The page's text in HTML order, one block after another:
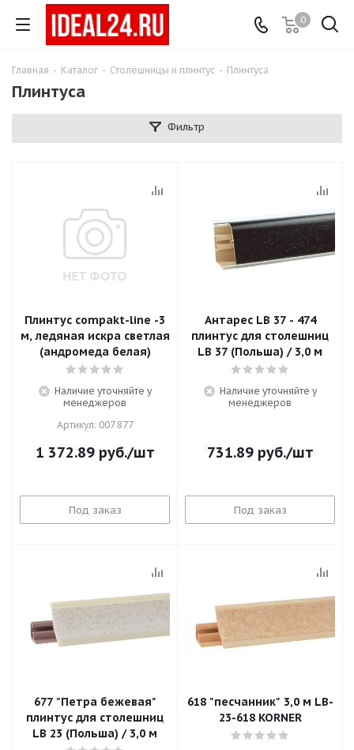
0
Главная - Каталог - Столешницы и плинтус - Плинтуса
Плинтуса
Фильтр
Плинтус compakt-line -3
м, ледяная искра светлая
(андромеда белая)
Наличие уточняйте у
менеджеров
Артикул: 007 877
1 372.89руб./шт
Под заказ
Антарес LB 37 - 474
плинтус для столешниц
LB 37 (Польша) / 3,0 м
Наличие уточняйте у
менеджеров
731.89руб./шт
Под заказ
677 "Петра бежевая"
плинтус для столешниц
LB 23 (Польша) / 3,0 м
618 "песчанник" 3,0 м LB-
23-618 KORNER